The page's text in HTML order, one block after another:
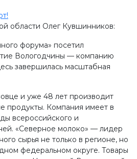
области Олег Кувшинников:
форума» посетил
Вологодчины — компанию
завершилась масштабная
и уже 48 лет производит
продукты. Компания имеет в
всероссийского и
«Северное молоко» — лидер
сырья не только в регионе, но
федеральном округе. Товары